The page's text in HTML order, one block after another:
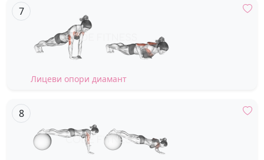
Лицеви опори диамант